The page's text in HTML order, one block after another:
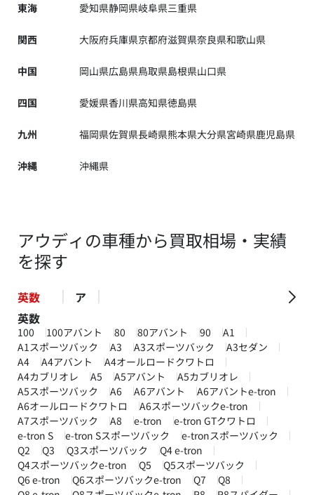
東海 愛知県静岡県岐阜県三重県
関西 大阪府兵庫県京都府滋賀県奈良県和歌山県
中国 岡山県広島県鳥取県島根県山口県
四国 愛媛県香川県高知県徳島県
九州 福岡県佐賀県長崎県熊本県大分県宮崎県鹿児島県
沖縄 沖縄県
アウディの車種から買取相場・実績
を探す
英数
ア
英数
100 100アバント 80 80アバント 90
A1
A1スポーツバック
A3 A3スポーツバック
A3セダン
A4
A4アバント
A4オールロードクワトロ
A4カブリオレ
A5 A5アバント
A5カブリオレ
A5スポーツバック
A6 A6アバント
A6アバントe-tron
A6オールロードクワトロ
A6スポーツバックe-tron
A7スポーツバック
A8 e-tron
e-tron GTクワトロ
e-tron S
e-tron Sスポーツバック
e-tronスポーツバック
Q2
Q3 Q3スポーツバック
Q4 e-tron
Q4スポーツバックe-tron
Q5
Q5スポーツバック
Q6 e-tron
Q6スポーツバックe-tron Q7
Q8